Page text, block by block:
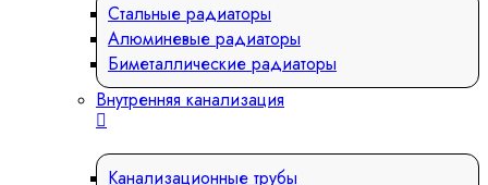
Стальные радиаторы
Алюминевые радиаторы
Биметаллические радиаторы
Внутренняя канализация
Канализационные трубы